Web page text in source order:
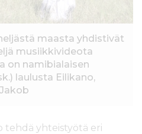
maasta yhdistivät
musiikkivideota
on namibialaisen
laulusta Eilikano,
tehdä yhteistyötä eri